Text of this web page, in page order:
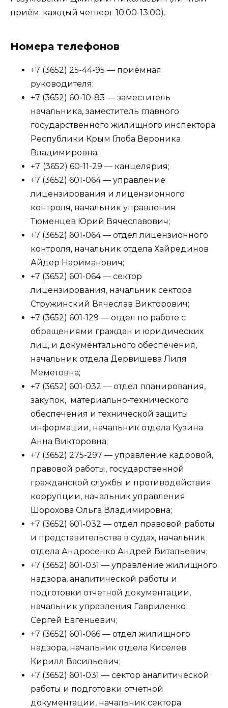
приём: каждый четверг 10:00-13:00).
Номера телефонов
+7 (3652) 25-44-95 — приёмная
руководителя;
+7 (3652) 60-10-83 — заместитель
начальника, заместитель главного
государственного жилищного инспектора
Республики Крым Глоба Вероника
Владимировна;
+7 (3652) 60-11-29 — канцелярия;
+7 (3652) 601-064 — управление
лицензирования и лицензионного
контроля, начальник управления
Тюменцев Юрий Вячеславович;
+7 (3652) 601-064 — отдел лицензионного
контроля, начальник отдела Хайрединов
Айдер Нариманович;
+7 (3652) 601-064 — сектор
лицензирования, начальник сектора
Стружинский Вячеслав Викторович;
+7 (3652) 601-129 — отдел по работе с
обращениями граждан и юридических
лиц, и документального обеспечения,
начальник отдела Дервишева Лиля
Меметовна;
+7 (3652) 601-032 — отдел планирования,
закупок, материально-технического
обеспечения и технической защиты
информации, начальник отдела Кузина
Анна Викторовна;
+7 (3652) 275-297 — управление кадровой,
правовой работы, государственной
гражданской службы и противодействия
коррупции, начальник управления
Шорохова Ольга Владимировна;
+7 (3652) 601-032 — отдел правовой работы
и представительства в судах, начальник
отдела Андросенко Андрей Витальевич;
+7 (3652) 601-031 — управление жилищного
надзора, аналитической работы и
подготовки отчетной документации,
начальник управления Гавриленко
Сергей Евгеньевич;
+7 (3652) 601-066 — отдел жилищного
надзора, начальник отдела Киселев
Кирилл Васильевич;
+7 (3652) 601-031 — сектор аналитической
работы и подготовки отчетной
документации, начальник сектора